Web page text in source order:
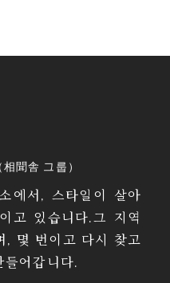
相聞舎 그룹）
에서, 스타일이 살아
고 있습니다.그 지역
, 몇 번이고 다시 찾고
어갑니다.